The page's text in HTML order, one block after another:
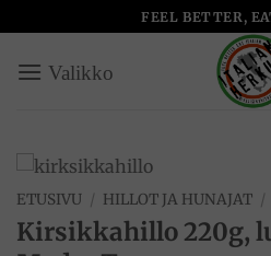
to
content
FEEL BETTER,
ETUSIVU / HILLOT JA HUNAJAT /
Kirsikkahillo 220g,